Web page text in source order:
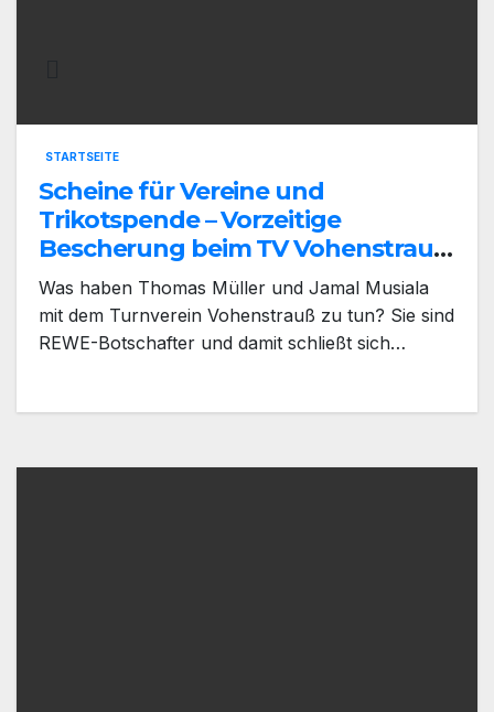
STARTSEITE
Scheine für Vereine und
Trikotspende – Vorzeitige
Bescherung beim TV Vohenstrauß
1864 e.V.
Was haben Thomas Müller und Jamal Musiala
mit dem Turnverein Vohenstrauß zu tun? Sie sind
REWE-Botschafter und damit schließt sich…